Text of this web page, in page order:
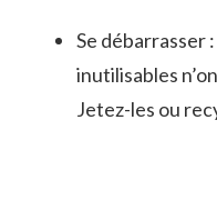
Se débarrasser
inutilisables
Jetez-les ou